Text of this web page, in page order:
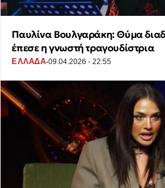
Παυλίνα Βουλγαράκη: Θύμα
έπεσε η γνωστή τραγουδίστρια
ΕΛΛΑΔΑ·09.04.2026 - 22:55